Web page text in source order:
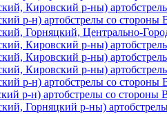
Кировский р-ны)
р-н) артобстрелы со
Горняцкий, Центрально-
Кировский р-ны)
Кировский р-ны)
Кировский р-ны)
р-н) артобстрелы со
р-н) артобстрелы со стороны
Горняцкий р-ны)